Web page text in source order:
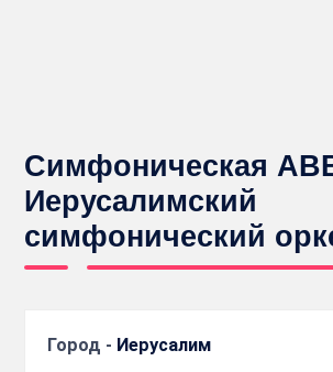
Симфоническая
Иерусалимский
симфонический
Город - Иерусалим